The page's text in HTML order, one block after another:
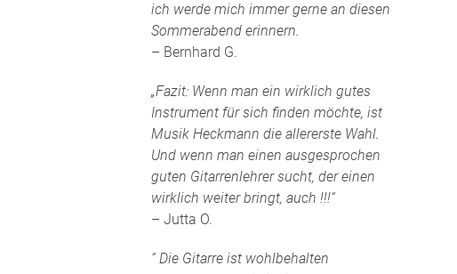
ich werde mich immer gerne an diesen
Sommerabend erinnern.
– Bernhard G.
„Fazit: Wenn man ein wirklich gutes
Instrument für sich finden möchte, ist
Musik Heckmann die allererste Wahl.
Und wenn man einen ausgesprochen
guten Gitarrenlehrer sucht, der einen
wirklich weiter bringt, auch !!!“
– Jutta O.
“ Die Gitarre ist wohlbehalten